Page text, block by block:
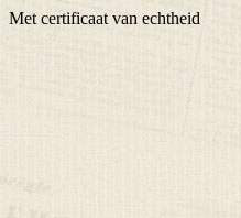
Met certificaat van echtheid